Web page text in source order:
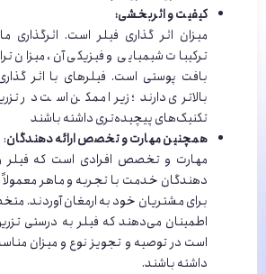
کیفیت و اثربخشی:
میزان اثر گذاری فیلر است. اثرگذاری
ترکیبات شیمیایی و فیزیکی آن، میزان
بافت پوستی است. فیلرهای با اثر
بالاتری دارند؛ زیرا ممکن است در
تکنیک‌های پیچیده‌تری داشته باشند
همچنین مهارت و تخصص ارائه ‌دهندگان:
مهارت و تخصص افرادی است که فیلر
دهندگان خدمت با تجربه و ماهر معمولاً
برای مشتریان خود به ارمغان آوردند.
اطمینان می‌دهند که فیلر به درستی
است در توصیه و تجویز نوع و میزان
داشته باشند.